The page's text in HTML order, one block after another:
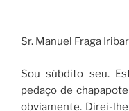
Sr. Manuel Fraga
Sou súbdito seu.
pedaço de
obviamente. Direi-